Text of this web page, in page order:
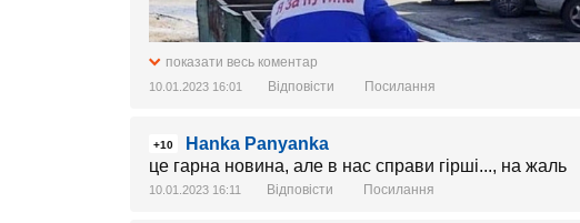
показати весь коментар
10.01.2023 16:01 Відповісти Посилання
+10
Hanka Panyanka
це гарна новина, але в нас справи гірші..., на жаль
10.01.2023 16:11 Відповісти Посилання